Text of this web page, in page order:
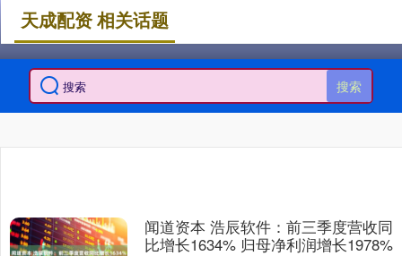
搜索
天成配资 相关话题
闻道资本 浩辰软件：前三季度营收同
比增长1634% 归母净利润增长1978%